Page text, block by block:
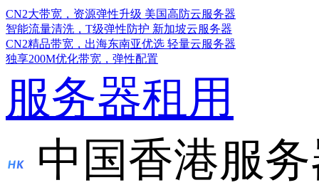
CN2大带宽，资源弹性升级 美国高防云服务器
智能流量清洗，T级弹性防护 新加坡云服务器
CN2精品带宽，出海东南亚优选 轻量云服务器
独享200M优化带宽，弹性配置
服务器租用
中国香港服